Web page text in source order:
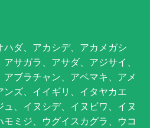
ダ、アカシデ、アカメガシ
サガラ、アサダ、アジサイ、
ブラチャン、アベマキ、アメ
ズ、イイギリ、イタヤカエ
、イヌシデ、イヌビワ、イヌ
ミジ、ウグイスカグラ、ウコ